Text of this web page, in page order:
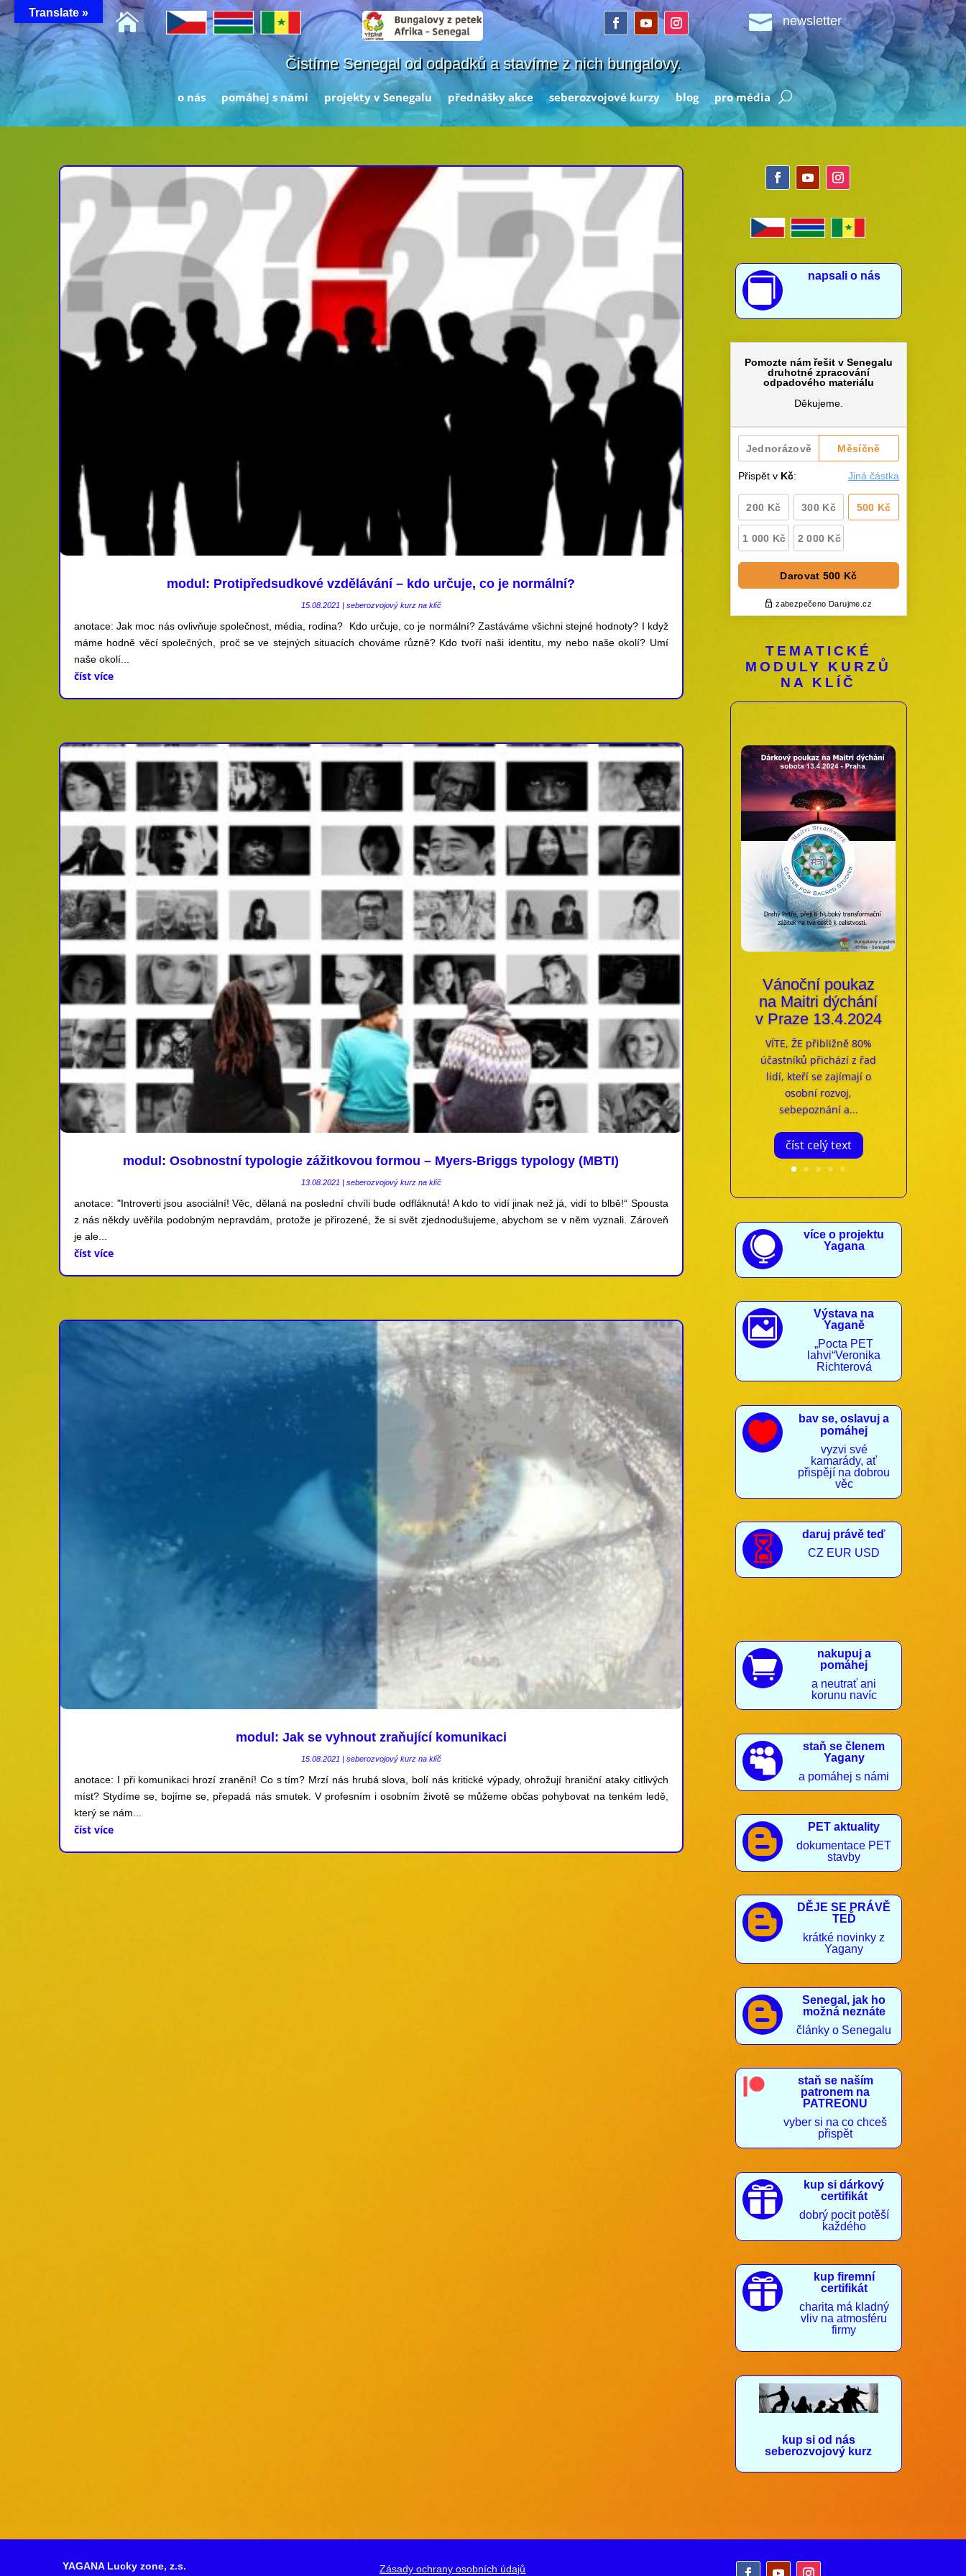
  newsletter
Čistíme Senegal od odpadků a stavíme z nich bungalovy.
o nás pomáhej s námi projekty v Senegalu přednášky akce seberozvojové kurzy blog pro média
modul: Protipředsudkové vzdělávání – kdo určuje, co je normální?
15.08.2021 | seberozvojový kurz na klíč
anotace: Jak moc nás ovlivňuje společnost, média, rodina? Kdo určuje, co je normální? Zastáváme všichni stejné hodnoty? I když
máme hodně věcí společných, proč se ve stejných situacích chováme různě? Kdo tvoří naši identitu, my nebo naše okolí? Umí
naše okolí...
číst více
modul: Osobnostní typologie zážitkovou formou – Myers-Briggs typology (MBTI)
13.08.2021 | seberozvojový kurz na klíč
anotace: "Introverti jsou asociální! Věc, dělaná na poslední chvíli bude odfláknutá! A kdo to vidí jinak než já, vidí to blbě!“ Spousta
z nás někdy uvěřila podobným nepravdám, protože je přirozené, že si svět zjednodušujeme, abychom se v něm vyznali. Zároveň
je ale...
číst více
modul: Jak se vyhnout zraňující komunikaci
15.08.2021 seberozvojový kurz na klíč
anotace: I při komunikaci hrozí zranění! Co s tím? Mrzí nás hrubá slova, bolí nás kritické výpady, ohrožují hraniční ataky citlivých
míst? Stydíme se, bojíme se, přepadá nás smutek. V profesním i osobním životě se můžeme občas pohybovat na tenkém ledě,
který se nám...
číst více
 napsali o nás
TEMATICKÉ
MODULY KURZŮ
NA KLÍČ
Vánoční poukaz
na Maitri dýchání
v Praze 13.4.2024
VÍTE, ŽE přibližně 80%
účastníků přichází z řad
lidí, kteří se zajímají o
osobní rozvoj,
sebepoznání a...
číst celý text

více o projektu
Yagana

Výstava na
Yaganě
„Pocta PET
lahvi“Veronika
Richterová

bav se, oslavuj a
pomáhej
vyzvi své
kamarády, ať
přispějí na dobrou
věc

daruj právě teď
CZ EUR USD

nakupuj a
pomáhej
a neutrať ani
korunu navíc

staň se členem
Yagany
a pomáhej s námi

PET aktuality
dokumentace PET
stavby

DĚJE SE PRÁVĚ
TEĎ
krátké novinky z
Yagany

Senegal, jak ho
možná neznáte
články o Senegalu
staň se naším
patronem na
PATREONU
vyber si na co chceš
přispět

kup si dárkový
certifikát
dobrý pocit potěší
každého

kup firemní
certifikát
charita má kladný
vliv na atmosféru
firmy
kup si od nás
seberozvojový kurz
YAGANA Lucky zone, z.s. Zásady ochrany osobních údajů
Translate »